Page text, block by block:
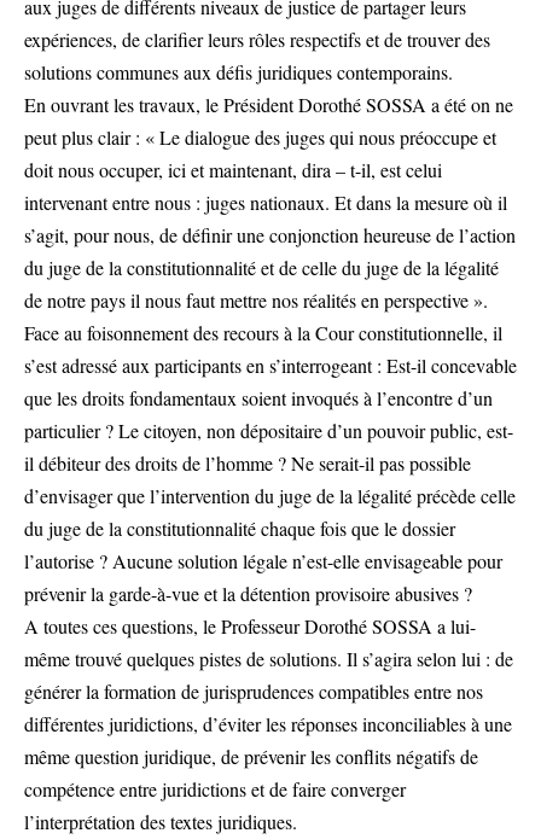
aux juges de différents niveaux de justice de partager leurs
expériences, de clarifier leurs rôles respectifs et de trouver des
solutions communes aux défis juridiques contemporains.
En ouvrant les travaux, le Président Dorothé SOSSA a été on ne
peut plus clair : « Le dialogue des juges qui nous préoccupe et
doit nous occuper, ici et maintenant, dira – t-il, est celui
intervenant entre nous : juges nationaux. Et dans la mesure où il
s’agit, pour nous, de définir une conjonction heureuse de l’action
du juge de la constitutionnalité et de celle du juge de la légalité
de notre pays il nous faut mettre nos réalités en perspective ».
Face au foisonnement des recours à la Cour constitutionnelle, il
s’est adressé aux participants en s’interrogeant : Est-il concevable
que les droits fondamentaux soient invoqués à l’encontre d’un
particulier ? Le citoyen, non dépositaire d’un pouvoir public, est-
il débiteur des droits de l’homme ? Ne serait-il pas possible
d’envisager que l’intervention du juge de la légalité précède celle
du juge de la constitutionnalité chaque fois que le dossier
l’autorise ? Aucune solution légale n’est-elle envisageable pour
prévenir la garde-à-vue et la détention provisoire abusives ?
A toutes ces questions, le Professeur Dorothé SOSSA a lui-
même trouvé quelques pistes de solutions. Il s’agira selon lui : de
générer la formation de jurisprudences compatibles entre nos
différentes juridictions, d’éviter les réponses inconciliables à une
même question juridique, de prévenir les conflits négatifs de
compétence entre juridictions et de faire converger
l’interprétation des textes juridiques.